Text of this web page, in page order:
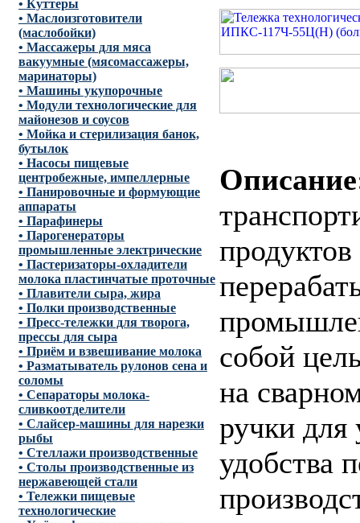
• Куттеры
• Маслоизготовители
(маслобойки)
• Массажеры для мяса
вакуумные (мясомассажеры,
маринаторы)
• Машины укупорочные
• Модули технологические для
майонезов и соусов
• Мойка и стерилизация банок,
бутылок
• Насосы пищевые
центробежные, импеллерные
• Панировочные и формующие
аппараты
• Парафинеры
• Парогенераторы
промышленные электрические
• Пастеризаторы-охладители
молока пластинчатые проточные
• Плавители сыра, жира
• Полки производственные
• Пресс-тележки для творога,
прессы для сыра
• Приём и взвешивание молока
• Разматыватель рулонов сена и
соломы
• Сепараторы молока-
сливкоотделители
• Слайсер-машины для нарезки
рыбы
• Стеллажи производственные
• Столы производственные из
нержавеющей стали
• Тележки пищевые
технологические
собой
на
ручки для
удобства